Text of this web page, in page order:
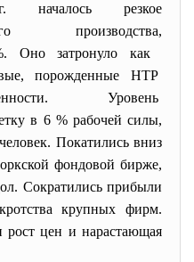
резкое
производства,
Оно затронуло как
порожденные НТР
Уровень
в 6 % рабочей силы,
Покатились вниз
фондовой бирже,
Сократились прибыли
крупных фирм.
рост цен и нарастающая